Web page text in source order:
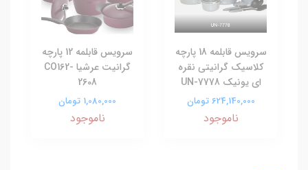
سرویس قابلمه 18 پارچه
کلاسیک گرانیتی نقره
ای یونیک UN-7778
624,140,000 تومان
ناموجود
سرویس قابلمه 12 پارچه
گرانیت عرشیا CO162-
2608
1,080,000 تومان
ناموجود